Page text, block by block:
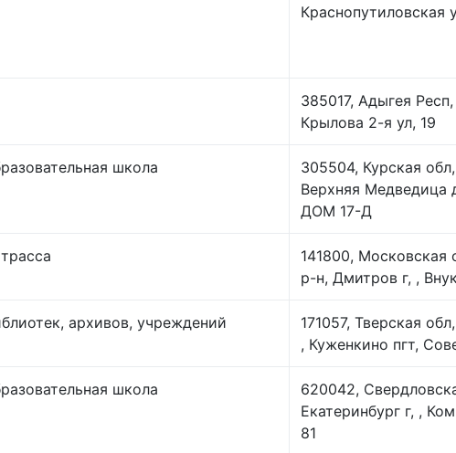
Краснопутиловская
385017, Адыгея
Крылова 2-я ул, 19
школа
305504, Курская
Верхняя Медведица
ДОМ 17-Д
141800, Московская
р-н, Дмитров г, ,
архивов, учреждений
171057, Тверская
, Куженкино пгт,
школа
620042,
Екатеринбург г, ,
81